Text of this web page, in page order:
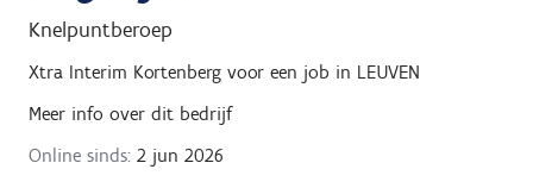
Knelpuntberoep
Xtra Interim Kortenberg voor een job in LEUVEN
Meer info over dit bedrijf
Online sinds: 2 jun 2026